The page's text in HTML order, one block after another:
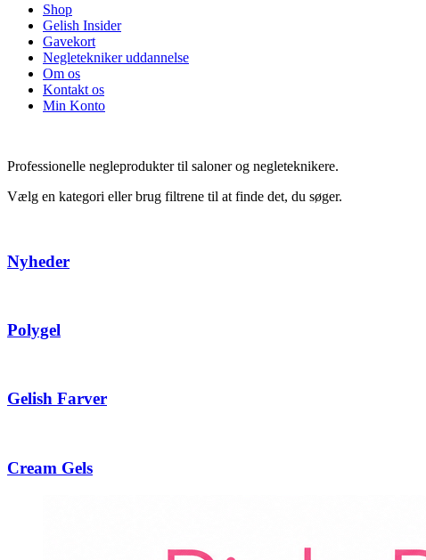
Shop
Gelish Insider
Gavekort
Negletekniker uddannelse
Om os
Kontakt os
Min Konto
Professionelle negleprodukter til saloner og negleteknikere.
Vælg en kategori eller brug filtrene til at finde det, du søger.
Nyheder
Polygel
Gelish Farver
Cream Gels